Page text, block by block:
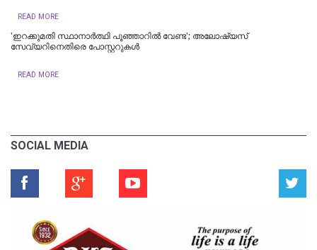
READ MORE
'ഇറക്കുമതി സ്ഥാനാര്‍ത്ഥി പൂഞ്ഞാറില്‍ വേണ്ട'; അലോഷ്യസ്
സേവ്യറിനെതിരെ പോസ്റ്ററുകള്‍
READ MORE
SOCIAL MEDIA